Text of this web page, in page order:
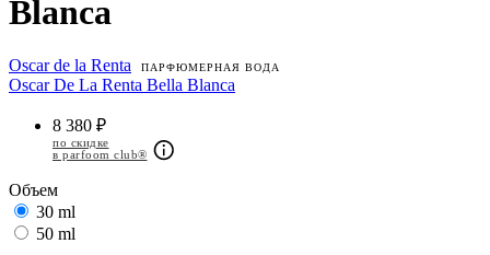
Blanca
Oscar de la Renta ПАРФЮМЕРНАЯ ВОДА
Oscar De La Renta Bella Blanca
8 380 ₽
по скидке
в parfoom club®
Объем
30 ml
50 ml